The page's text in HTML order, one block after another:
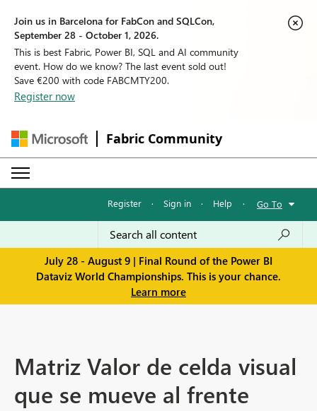
Join us in Barcelona for FabCon and SQLCon,
September 28 - October 1, 2026.
This is best Fabric, Power BI, SQL and AI community
event. How do we know? The last event sold out!
Save €200 with code FABCMTY200.
Register now
Fabric Community
Register · Sign in · Help · Go To
July 28 - August 9 | Final Round of the Power BI
Dataviz World Championships. This is your chance.
Learn more
Matriz Valor de celda visual
que se mueve al frente